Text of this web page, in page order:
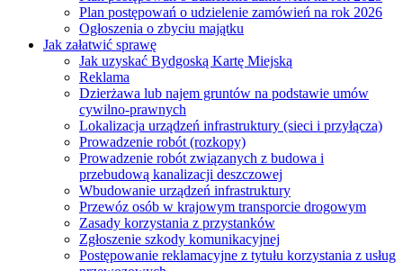
Plan postępowań o udzielenie zamówień na rok 2026
Ogłoszenia o zbyciu majątku
Jak załatwić sprawę
Jak uzyskać Bydgoską Kartę Miejską
Reklama
Dzierżawa lub najem gruntów na podstawie umów
cywilno-prawnych
Lokalizacja urządzeń infrastruktury (sieci i przyłącza)
Prowadzenie robót (rozkopy)
Prowadzenie robót związanych z budowa i
przebudową kanalizacji deszczowej
Wbudowanie urządzeń infrastruktury
Przewóz osób w krajowym transporcie drogowym
Zasady korzystania z przystanków
Zgłoszenie szkody komunikacyjnej
Postępowanie reklamacyjne z tytułu korzystania z usług